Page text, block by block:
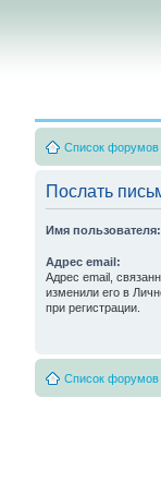
Список форумов
Послать
Имя пользователя:
Адрес email:
Адрес email,
изменили его в
при регистрации.
Список форумов